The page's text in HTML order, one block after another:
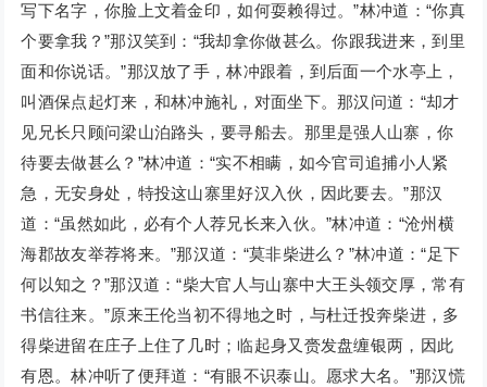
写下名字，你脸上文着金印，如何耍赖得过。”林冲道：“你真
个要拿我？”那汉笑到：“我却拿你做甚么。你跟我进来，到里
面和你说话。”那汉放了手，林冲跟着，到后面一个水亭上，
叫酒保点起灯来，和林冲施礼，对面坐下。那汉问道：“却才
见兄长只顾问梁山泊路头，要寻船去。那里是强人山寨，你
待要去做甚么？”林冲道：“实不相瞒，如今官司追捕小人紧
急，无安身处，特投这山寨里好汉入伙，因此要去。”那汉
道：“虽然如此，必有个人荐兄长来入伙。”林冲道：“沧州横
海郡故友举荐将来。”那汉道：“莫非柴进么？”林冲道：“足下
何以知之？”那汉道：“柴大官人与山寨中大王头领交厚，常有
书信往来。”原来王伦当初不得地之时，与杜迁投奔柴进，多
得柴进留在庄子上住了几时；临起身又赍发盘缠银两，因此
有恩。林冲听了便拜道：“有眼不识泰山。愿求大名。”那汉慌